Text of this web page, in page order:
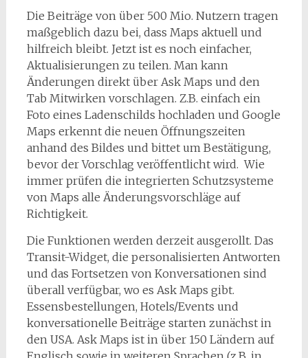
Die Beiträge von über 500 Mio. Nutzern tragen
maßgeblich dazu bei, dass Maps aktuell und
hilfreich bleibt. Jetzt ist es noch einfacher,
Aktualisierungen zu teilen. Man kann
Änderungen direkt über Ask Maps und den
Tab Mitwirken vorschlagen. Z.B. einfach ein
Foto eines Ladenschilds hochladen und Google
Maps erkennt die neuen Öffnungszeiten
anhand des Bildes und bittet um Bestätigung,
bevor der Vorschlag veröffentlicht wird. Wie
immer prüfen die integrierten Schutzsysteme
von Maps alle Änderungsvorschläge auf
Richtigkeit.
Die Funktionen werden derzeit ausgerollt. Das
Transit-Widget, die personalisierten Antworten
und das Fortsetzen von Konversationen sind
überall verfügbar, wo es Ask Maps gibt.
Essensbestellungen, Hotels/Events und
konversationelle Beiträge starten zunächst in
den USA. Ask Maps ist in über 150 Ländern auf